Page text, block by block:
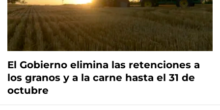
El Gobierno elimina las retenciones a
los granos y a la carne hasta el 31 de
octubre